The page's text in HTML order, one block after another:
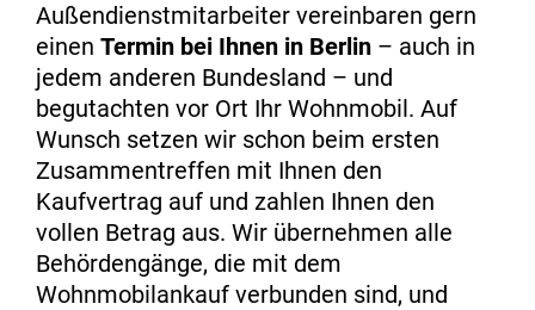
Außendienstmitarbeiter vereinbaren gern
einen Termin bei Ihnen in Berlin – auch in
jedem anderen Bundesland – und
begutachten vor Ort Ihr Wohnmobil. Auf
Wunsch setzen wir schon beim ersten
Zusammentreffen mit Ihnen den
Kaufvertrag auf und zahlen Ihnen den
vollen Betrag aus. Wir übernehmen alle
Behördengänge, die mit dem
Wohnmobilankauf verbunden sind, und